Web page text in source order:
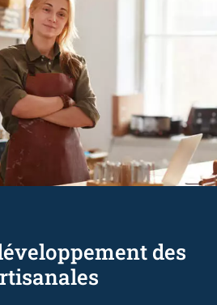
des